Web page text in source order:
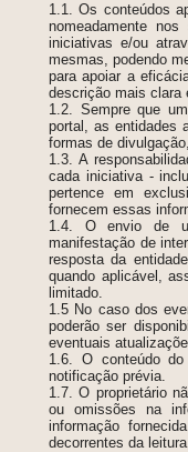
1.1. Os conteúdos
nomeadamente
iniciativas e/ou
mesmas, podendo
para apoiar a
descrição mais clara
1.2. Sempre que
portal, as entidades
formas de
1.3. A
cada iniciativa -
pertence em
fornecem essas
1.4. O envio de
manifestação de
resposta da
quando aplicável,
limitado.
1.5 No caso dos
poderão ser
eventuais
1.6. O conteúdo
notificação prévia.
1.7. O proprietário
ou omissões na
informação
decorrentes da